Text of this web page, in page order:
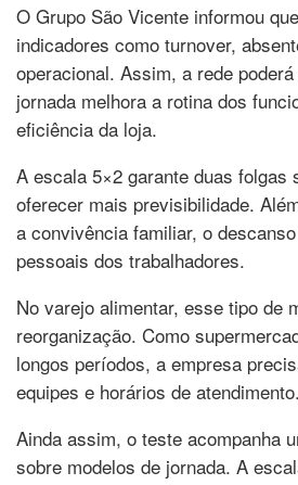
O Grupo São Vicente informou
indicadores como turnover,
operacional. Assim, a rede
jornada melhora a rotina dos
eficiência da loja.
A escala 5×2 garante duas folgas
oferecer mais previsibilidade.
a convivência familiar, o
pessoais dos trabalhadores.
No varejo alimentar, esse tipo de
reorganização. Como
longos períodos, a empresa
equipes e horários de atendimento.
Ainda assim, o teste acompanha
sobre modelos de jornada. A